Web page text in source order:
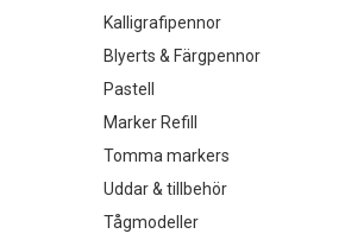
Kalligrafipennor
Blyerts & Färgpennor
Pastell
Marker Refill
Tomma markers
Uddar & tillbehör
Tågmodeller